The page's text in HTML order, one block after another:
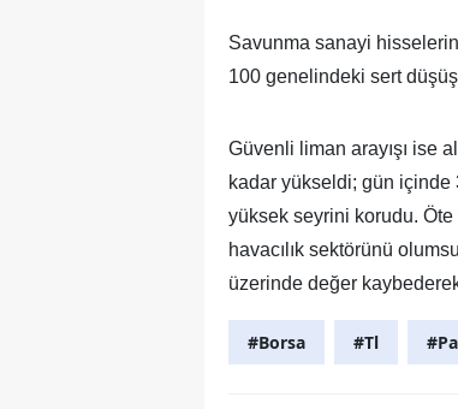
Savunma sanayi
100 genelindeki sert
Güvenli liman arayışı ise
kadar yükseldi; gün
yüksek seyrini korudu.
havacılık sektörünü
üzerinde değer
#Borsa #Tl